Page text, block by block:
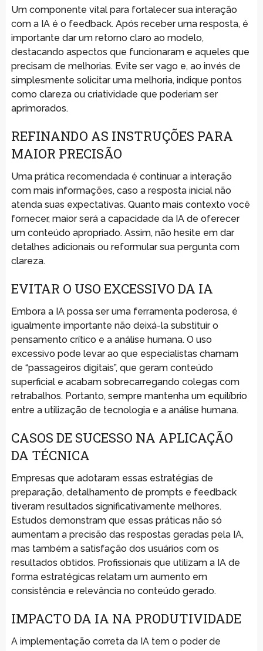
Um componente vital para fortalecer sua interação
com a IA é o feedback. Após receber uma resposta, é
importante dar um retorno claro ao modelo,
destacando aspectos que funcionaram e aqueles que
precisam de melhorias. Evite ser vago e, ao invés de
simplesmente solicitar uma melhoria, indique pontos
como clareza ou criatividade que poderiam ser
aprimorados.
REFINANDO AS INSTRUÇÕES PARA
MAIOR PRECISÃO
Uma prática recomendada é continuar a interação
com mais informações, caso a resposta inicial não
atenda suas expectativas. Quanto mais contexto você
fornecer, maior será a capacidade da IA de oferecer
um conteúdo apropriado. Assim, não hesite em dar
detalhes adicionais ou reformular sua pergunta com
clareza.
EVITAR O USO EXCESSIVO DA IA
Embora a IA possa ser uma ferramenta poderosa, é
igualmente importante não deixá-la substituir o
pensamento crítico e a análise humana. O uso
excessivo pode levar ao que especialistas chamam
de “passageiros digitais”, que geram conteúdo
superficial e acabam sobrecarregando colegas com
retrabalhos. Portanto, sempre mantenha um equilíbrio
entre a utilização de tecnologia e a análise humana.
CASOS DE SUCESSO NA APLICAÇÃO
DA TÉCNICA
Empresas que adotaram essas estratégias de
preparação, detalhamento de prompts e feedback
tiveram resultados significativamente melhores.
Estudos demonstram que essas práticas não só
aumentam a precisão das respostas geradas pela IA,
mas também a satisfação dos usuários com os
resultados obtidos. Profissionais que utilizam a IA de
forma estratégicas relatam um aumento em
consistência e relevância no conteúdo gerado.
IMPACTO DA IA NA PRODUTIVIDADE
A implementação correta da IA tem o poder de